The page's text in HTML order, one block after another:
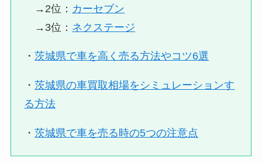
→2位： カーセブン
→3位： ネクステージ
・茨城県で車を高く売る方法やコツ6選
・茨城県の車買取相場をシミュレーションす
る方法
・茨城県で車を売る時の5つの注意点